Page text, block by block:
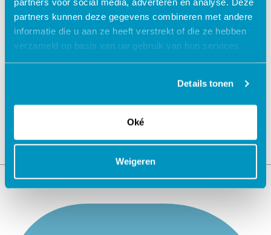
partners kunnen deze gegevens combineren met andere
informatie die u aan ze heeft verstrekt of die ze hebben
verzameld op basis van uw gebruik van hun services.
Details tonen
Oké
Weigeren
Jouw data veilig in de cloud